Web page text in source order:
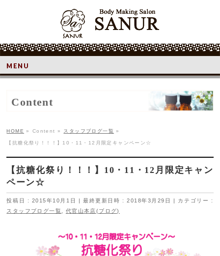
MENU
Content
HOME » Content » スタッフブログ一覧 »
【抗糖化祭り！！！】10・11・12月限定キャンペーン☆
【抗糖化祭り！！！】10・11・12月限定キャン
ペーン☆
投稿日 : 2015年10月1日 最終更新日時 : 2018年3月29日
カテゴリー :
スタッフブログ一覧
代官山本店(ブログ)